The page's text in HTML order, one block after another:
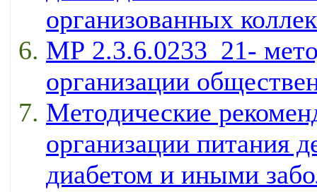
организованных
МР 2.3.6.0233_21-
организации
Методические
организации питания
диабетом и иными